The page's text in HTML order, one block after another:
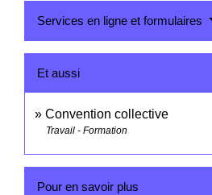
Services en ligne et formulaires
Et aussi
Convention collective
Travail - Formation
Pour en savoir plus